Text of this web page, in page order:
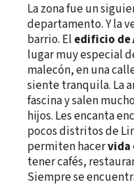
La zona fue un
departamento. Y la
barrio. El edificio de
lugar muy especial
malecón, en una
siente tranquila. La
fascina y salen
hijos. Les encanta
pocos distritos de
permiten hacervida
tener cafés,
Siempre se